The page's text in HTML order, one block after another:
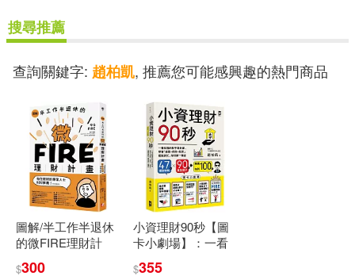
可超商取貨(1) 可海外宅配(1)
可港澳店取(1)
可新加坡店取(1)
可菲律賓店取(1)
搜尋推薦
查詢關鍵字: 趙柏凱, 推薦您可能感興趣的熱門商品
圖解/半工作半退休
的微FIRE理財計
$300
小資理財90秒【圖
卡小劇場】：一看
$355